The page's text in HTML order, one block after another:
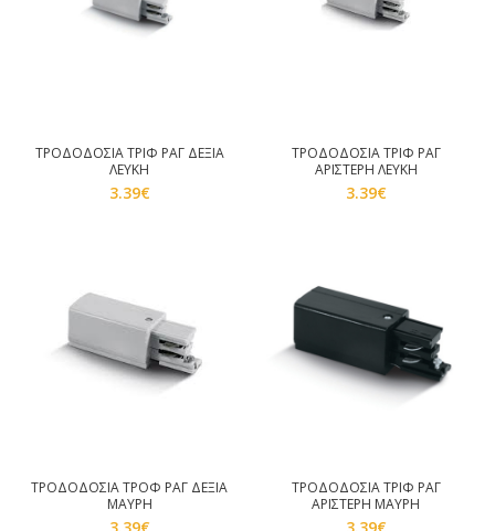
ΤΡΟΔΟΔΟΣΙΑ ΤΡΙΦ ΡΑΓ ΔΕΞΙΑ
ΛΕΥΚΗ
3.39€
ΤΡΟΔΟΔΟΣΙΑ ΤΡΙΦ ΡΑΓ
ΑΡΙΣΤΕΡΗ ΛΕΥΚΗ
3.39€
ΤΡΟΔΟΔΟΣΙΑ ΤΡΟΦ ΡΑΓ ΔΕΞΙΑ
ΜΑΥΡΗ
ΤΡΟΔΟΔΟΣΙΑ ΤΡΙΦ ΡΑΓ
ΑΡΙΣΤΕΡΗ ΜΑΥΡΗ